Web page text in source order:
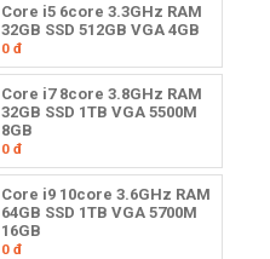
Core i5 6core 3.3GHz RAM
32GB SSD 512GB VGA 4GB
0đ
Core i7 8core 3.8GHz RAM
32GB SSD 1TB VGA 5500M
8GB
0đ
Core i9 10core 3.6GHz RAM
64GB SSD 1TB VGA 5700M
16GB
0đ